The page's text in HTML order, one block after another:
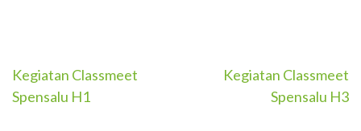
Navigasi
pos
Kegiatan Classmeet
Spensalu H1
Kegiatan Classmeet
Spensalu H3